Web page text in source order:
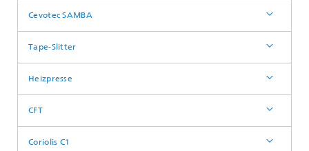
Cevotec SAMBA
Tape-Slitter
Heizpresse
CFT
Coriolis C1